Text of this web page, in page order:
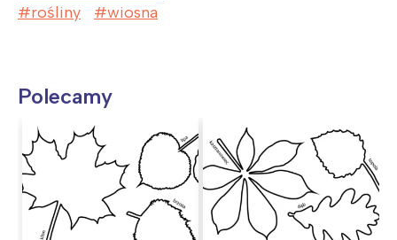
rośliny
wiosna
Polecamy